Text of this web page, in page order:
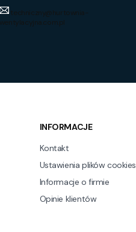
techniczny@hurtownia-
wentylacyjna.com.pl
INFORMACJE
Kontakt
Ustawienia plików cookies
Informacje o firmie
Opinie klientów